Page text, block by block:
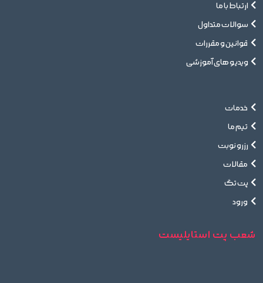
ارتباط با ما
سوالات متداول
قوانین و مقررات
ویدیو های آموزشی
خدمات
تیم ما
رزرو نوبت
مقالات
پت تگ
ورود
شعب پت استایلیست